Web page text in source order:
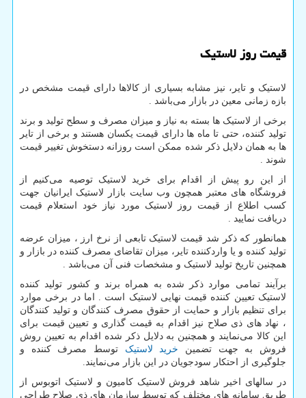
قیمت روز لاستیک
لاستیک و تایر، نیز مشابه بسیاری از کالاها دارای قیمت مشخص در
بازه زمانی معین در بازار می‌باشد .
برخی از لاستیک ها بسته به نیاز و میزان مصرف و سطح تولید و برند
تولید کننده، حتی تا ماه ها دارای قیمت یکسان هستند و برخی از تایر
ها به همان دلایل ذکر شده ممکن است روزانه دستخوش تغییر قیمت
شوند .
از این رو پیش از اقدام برای خرید لاستیک توصیه می‌کنیم از
فروشگاه های معتبر همچون وب سایت بازار لاستیک ایرانیان جهت
کسب اطلاع از قیمت روز لاستیک مورد نیاز خود استعلام قیمت
دریافت نمایید .
همانطور که ذکر شد قیمت لاستیک تابعی از نرخ ارز ، میزان عرضه
تولید کننده و یا واردکننده تایر، میزان تقاضای مصرف کننده در بازار و
همچنین تاریخ تولید لاستیک و مشخصات فنی آن می‌باشد .
برآیند تمامی موارد ذکر شده به همراه برند و کشور تولید کننده
لاستیک تعیین کننده قیمت نهایی لاستیک است . اما در برخی موارد
برای تنظیم بازار و حمایت از حقوق مصرف کنندگان و تولید کنندگان
، نهاد های ذی صلاح نیز اقدام به قیمت گذاری و تعیین قیمت برای
این کالا می‌نمایند و همچنین به دلایل ذکر شده اقدام به تعیین روش
فروش به جهت تضمین خرید لاستیک توسط مصرف کننده و
جلوگیری از احتکار سودجویان در این بازار می‌نمایند.
در سالهای اخیر شاهد فروش لاستیک کامیون و لاستیک اتوبوس از
طریق سامانه های مختلف که توسط سازمان های ذی صلاح طراحی